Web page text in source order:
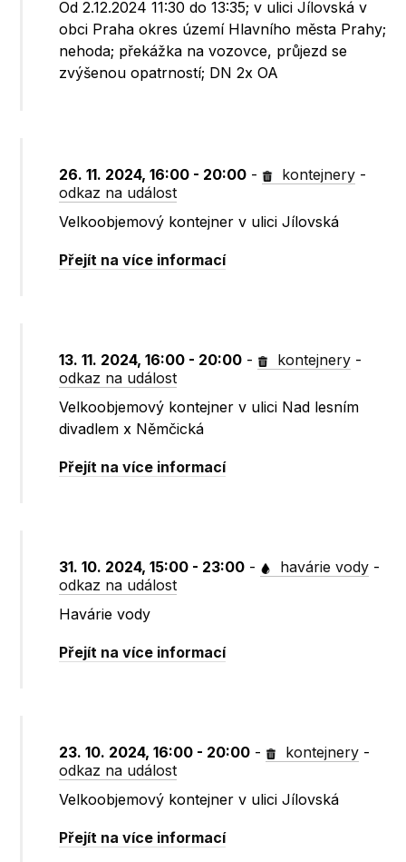
Od 2.12.2024 11:30 do 13:35; v ulici Jílovská v
obci Praha okres území Hlavního města Prahy;
nehoda; překážka na vozovce, průjezd se
zvýšenou opatrností; DN 2x OA
26. 11. 2024, 16:00 - 20:00 - kontejnery -
odkaz na událost
Velkoobjemový kontejner v ulici Jílovská
Přejít na více informací
13. 11. 2024, 16:00 - 20:00 - kontejnery -
odkaz na událost
Velkoobjemový kontejner v ulici Nad lesním
divadlem x Němčická
Přejít na více informací
31. 10. 2024, 15:00 - 23:00 - havárie vody -
odkaz na událost
Havárie vody
Přejít na více informací
23. 10. 2024, 16:00 - 20:00 - kontejnery -
odkaz na událost
Velkoobjemový kontejner v ulici Jílovská
Přejít na více informací